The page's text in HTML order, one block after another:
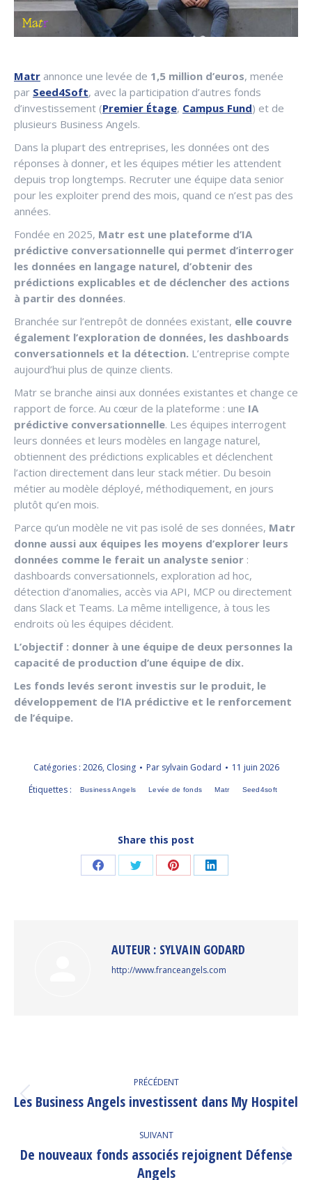
Matr annonce une levée de 1,5 million d’euros, menée
par Seed4Soft, avec la participation d’autres fonds
d’investissement (Premier Étage, Campus Fund) et de
plusieurs Business Angels.
Dans la plupart des entreprises, les données ont des
réponses à donner, et les équipes métier les attendent
depuis trop longtemps. Recruter une équipe data senior
pour les exploiter prend des mois, quand ce n’est pas des
années.
Fondée en 2025, Matr est une plateforme d’IA
prédictive conversationnelle qui permet d’interroger
les données en langage naturel, d’obtenir des
prédictions explicables et de déclencher des actions
à partir des données.
Branchée sur l’entrepôt de données existant, elle couvre
également l’exploration de données, les dashboards
conversationnels et la détection. L’entreprise compte
aujourd’hui plus de quinze clients.
Matr se branche ainsi aux données existantes et change ce
rapport de force. Au cœur de la plateforme : une IA
prédictive conversationnelle. Les équipes interrogent
leurs données et leurs modèles en langage naturel,
obtiennent des prédictions explicables et déclenchent
l’action directement dans leur stack métier. Du besoin
métier au modèle déployé, méthodiquement, en jours
plutôt qu’en mois.
Parce qu’un modèle ne vit pas isolé de ses données, Matr
donne aussi aux équipes les moyens d’explorer leurs
données comme le ferait un analyste senior :
dashboards conversationnels, exploration ad hoc,
détection d’anomalies, accès via API, MCP ou directement
dans Slack et Teams. La même intelligence, à tous les
endroits où les équipes décident.
L’objectif : donner à une équipe de deux personnes la
capacité de production d’une équipe de dix.
Les fonds levés seront investis sur le produit, le
développement de l’IA prédictive et le renforcement
de l’équipe.
Catégories : 2026, Closing Par sylvain Godard
11 juin 2026
Étiquettes :
Business Angels Levée de fonds Matr Seed4soft
Share this post
PartagerPartagerPartagerPartager
AUTEUR : SYLVAIN GODARD
http://www.franceangels.com
ARTICLE
PRÉCÉDENT
Article
:
Les Business Angels investissent dans My Hospitel
SUIVANT
Article
De nouveaux fonds associés rejoignent Défense
Angels